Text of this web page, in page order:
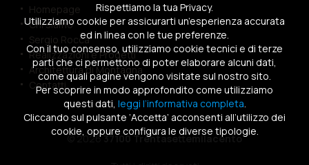
Homepage
Chi siamo
Sergio Rocca
Realizzazioni e Progetti
Architettura di Montagna
Contatti
© 202637100 Trentasettemilacento
Rispettiamo la tua Privacy.
Utilizziamo cookie per assicurarti un’esperienza accurata
ed in linea con le tue preferenze.
Con il tuo consenso, utilizziamo cookie tecnici e di terze
parti che ci permettono di poter elaborare alcuni dati,
come quali pagine vengono visitate sul nostro sito.
Per scoprire in modo approfondito come utilizziamo
questi dati, leggi l’informativa completa.
Cliccando sul pulsante ‘Accetta’ acconsenti all’utilizzo dei
cookie, oppure configura le diverse tipologie.